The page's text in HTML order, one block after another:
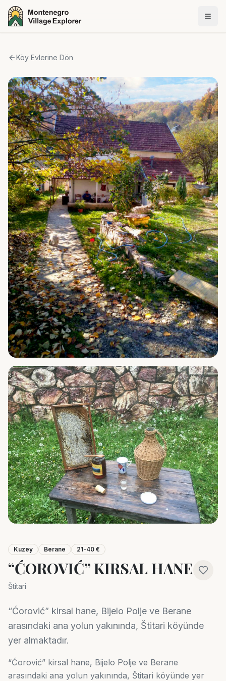
Köy Evlerine Dön
Kuzey Berane 21-40 €
“ĆOROVIĆ” KIRSAL HANE
Štitari
“Ćorović” kirsal hane, Bijelo Polje ve Berane
arasındaki ana yolun yakınında, Štitari köyünde
yer almaktadır.
“Ćorović” kirsal hane, Bijelo Polje ve Berane
arasındaki ana yolun yakınında, Štitari köyünde yer